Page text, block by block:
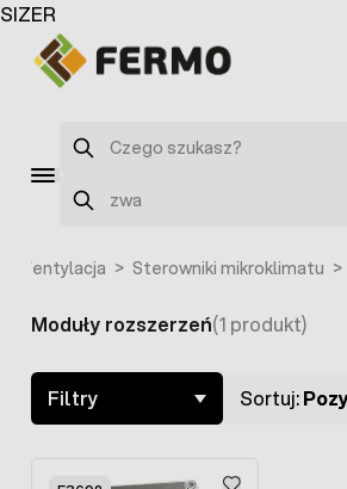
Przejdź do treści
Szukaj
Szukaj
Wentylacja > Sterowniki mikroklimatu >
Skip to product list
Moduły rozszerzeń(1 produkt)
Filtry Sortuj:
SIZER